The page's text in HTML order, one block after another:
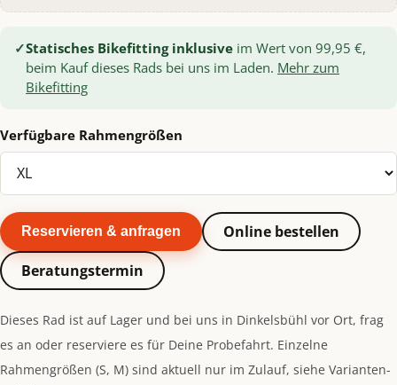
✓Statisches Bikefitting inklusive im Wert von 99,95 €,
beim Kauf dieses Rads bei uns im Laden. Mehr zum
Bikefitting
Verfügbare Rahmengrößen
Reservieren & anfragen Online bestellen
Beratungstermin
Dieses Rad ist auf Lager und bei uns in Dinkelsbühl vor Ort, frag
es an oder reserviere es für Deine Probefahrt. Einzelne
Rahmengrößen (S, M) sind aktuell nur im Zulauf, siehe Varianten-